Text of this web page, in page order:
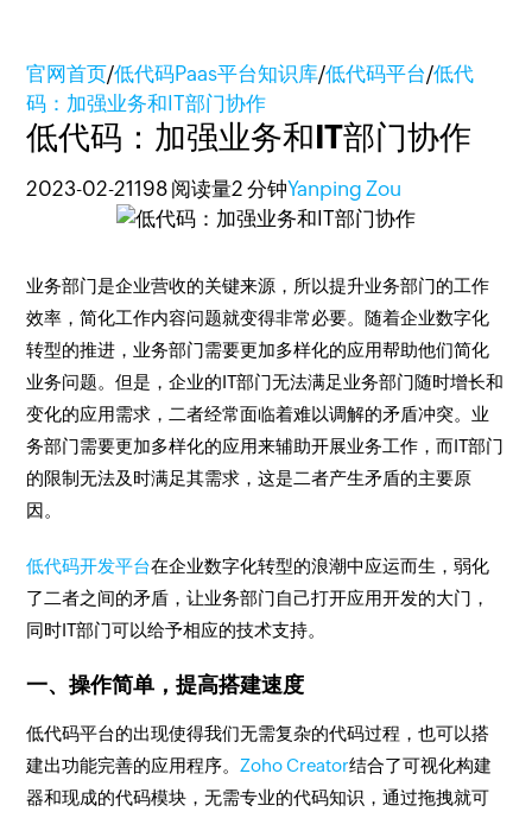
官网首页/低代码Paas平台知识库/低代码平台/低代
码：加强业务和IT部门协作
低代码：加强业务和IT部门协作
2023-02-21198 阅读量2 分钟Yanping Zou
业务部门是企业营收的关键来源，所以提升业务部门的工作
效率，简化工作内容问题就变得非常必要。随着企业数字化
转型的推进，业务部门需要更加多样化的应用帮助他们简化
业务问题。但是，企业的IT部门无法满足业务部门随时增长和
变化的应用需求，二者经常面临着难以调解的矛盾冲突。业
务部门需要更加多样化的应用来辅助开展业务工作，而IT部门
的限制无法及时满足其需求，这是二者产生矛盾的主要原
因。
低代码开发平台在企业数字化转型的浪潮中应运而生，弱化
了二者之间的矛盾，让业务部门自己打开应用开发的大门，
同时IT部门可以给予相应的技术支持。
一、操作简单，提高搭建速度
低代码平台的出现使得我们无需复杂的代码过程，也可以搭
建出功能完善的应用程序。 Zoho Creator结合了可视化构建
器和现成的代码模块，无需专业的代码知识，通过拖拽就可